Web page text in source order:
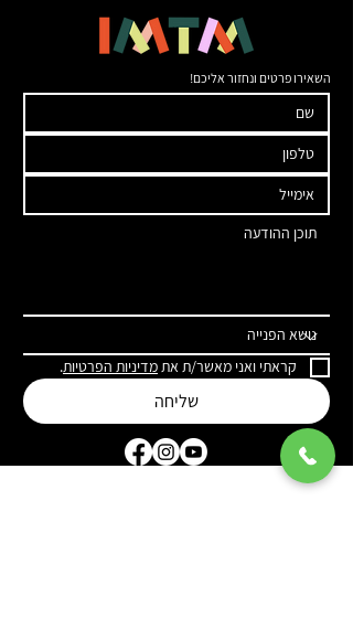
השאירו פרטים ונחזור אליכם!
קראתי ואני מאשר/ת את מדיניות הפרטיות.
שליחה